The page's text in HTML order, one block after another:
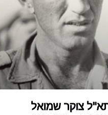
צוקר שמואל